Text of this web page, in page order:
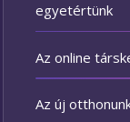
egyetértünk
Az online
Az új